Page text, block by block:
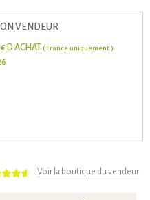
VENDEUR
D'ACHAT ( France uniquement )
Voir la boutique du vendeur